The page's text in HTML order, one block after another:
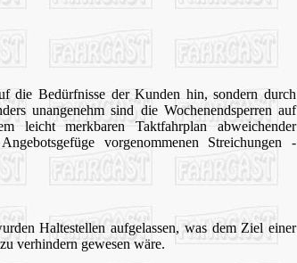
die Bedürfnisse der Kunden hin, sondern durch
unangenehm sind die Wochenendsperren auf
leicht merkbaren Taktfahrplan abweichender
vorgenommenen Streichungen -
Haltestellen aufgelassen, was dem Ziel einer
verhindern gewesen wäre.